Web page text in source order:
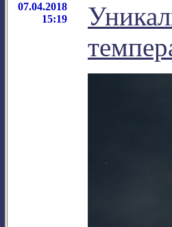
07.04.2018
15:19